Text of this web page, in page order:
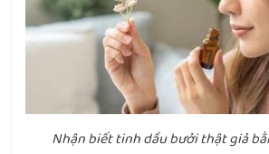
Nhận biết tinh dầu bưởi thật giả